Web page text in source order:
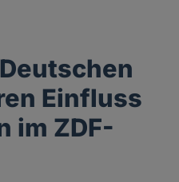
Einfluss
im ZDF-